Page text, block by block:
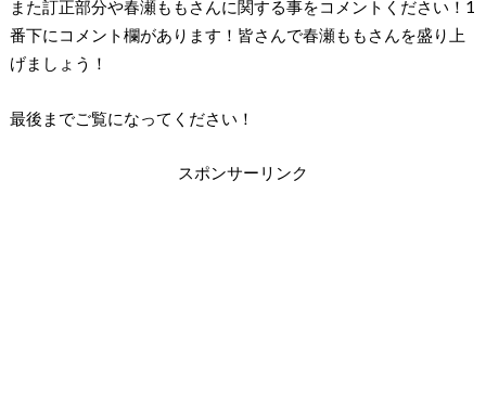
また訂正部分や春瀬ももさんに関する事をコメントください！1
番下にコメント欄があります！皆さんで春瀬ももさんを盛り上
げましょう！
最後までご覧になってください！
スポンサーリンク